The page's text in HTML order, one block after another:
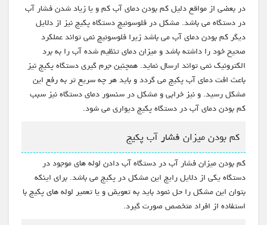
در بعضی از مواقع دلیل کم بودن دمای آب کم و یا زیاد شدن فشار آب
در دستگاه می باشد. مشکل در فلوسوئیچ دستگاه پکیج نیز از دلایل
دیگر کم بودن دمای آب می باشد زیرا فلوسوئیچ نمی تواند عملکرد
صحیح خود را داشته باشد و میزان دمای تنظیم شده آب را به برد
الکترونیک نمی تواند ارسال نماید. همچنین جرم گیری دستگاه پکیج نیز
باعث افت دمای آب پکیج می گردد و باید هر چه سریع تر به رفع این
مشکل رسید. و نیز خرابی و مشکل در سنسور دمای دستگاه نیز سبب
کم بودن دمای آب در دستگاه پکیج دیواری می شود.
کم بودن میزان فشار آب پکیج
کم بودن میزان فشار آب در دستگاه آب دادن لوله های موجود در
دستگاه یکی از دلایل رایج این مشکل در پکیج می باشد. برای اینکه
بتوان این مشکل را حل نمود باید به تعویض و یا تعمیر لوله های پکیج با
استفاده از افراد متخصص صورت گیرد.